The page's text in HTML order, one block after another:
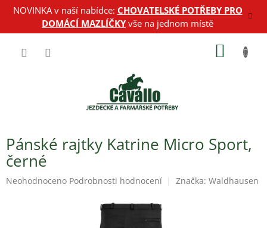
PřejítNOVINKA v naší nabídce: CHOVATELSKÉ POTŘEBY PRO
DOMÁCÍ MAZLÍČKYvše na jednom místě
Pánské rajtky Katrine Micro Sport,
černé
Průměrné
Neohodnoceno Podrobnosti hodnocení Značka: Waldhausen